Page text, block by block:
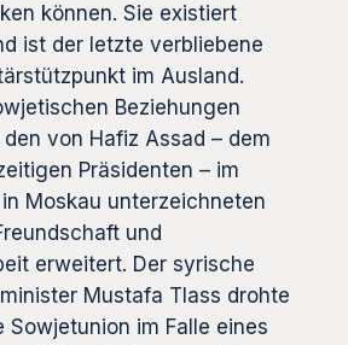
können. Sie existiert
ist der letzte verbliebene
im Ausland.
Beziehungen
von Hafiz Assad – dem
Präsidenten – im
Moskau unterzeichneten
und
erweitert. Der syrische
Mustafa Tlass drohte
Sowjetunion im Falle eines